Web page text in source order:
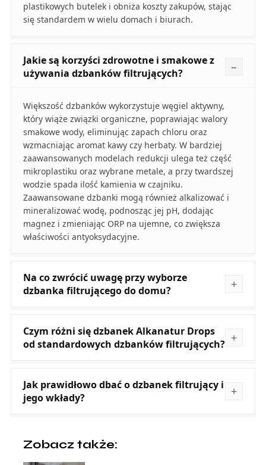
plastikowych butelek i obniża koszty zakupów, stając
się standardem w wielu domach i biurach.
Jakie są korzyści zdrowotne i smakowe z
używania dzbanków filtrujących?
Większość dzbanków wykorzystuje węgiel aktywny,
który wiąże związki organiczne, poprawiając walory
smakowe wody, eliminując zapach chloru oraz
wzmacniając aromat kawy czy herbaty. W bardziej
zaawansowanych modelach redukcji ulega też część
mikroplastiku oraz wybrane metale, a przy twardszej
wodzie spada ilość kamienia w czajniku.
Zaawansowane dzbanki mogą również alkalizować i
mineralizować wodę, podnosząc jej pH, dodając
magnez i zmieniając ORP na ujemne, co zwiększa
właściwości antyoksydacyjne.
Na co zwrócić uwagę przy wyborze
dzbanka filtrującego do domu?
Czym różni się dzbanek Alkanatur Drops
od standardowych dzbanków filtrujących?
Jak prawidłowo dbać o dzbanek filtrujący i
jego wkłady?
Zobacz także: